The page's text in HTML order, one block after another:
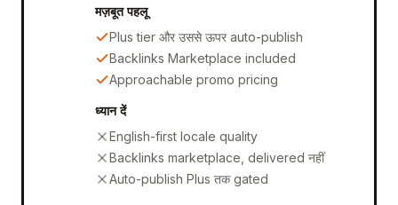
मज़बूत पहलू
Plus tier और उससे ऊपर auto-publish
Backlinks Marketplace included
Approachable promo pricing
ध्यान दें
English-first locale quality
Backlinks marketplace, delivered नहीं
Auto-publish Plus तक gated